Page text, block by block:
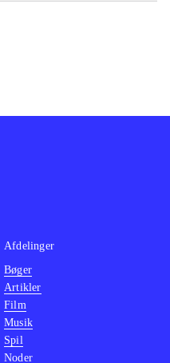
Afdelinger
Bøger
Artikler
Film
Musik
Spil
Noder